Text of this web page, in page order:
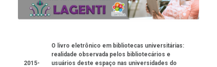
2015-
O livro eletrônico em bibliotecas universitárias:
realidade observada pelos bibliotecários e
usuários deste espaço nas universidades do